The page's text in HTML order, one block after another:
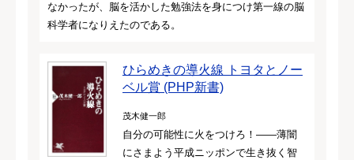
なかったが、脳を活かした勉強法を身につけ第一線の脳
科学者になりえたのである。
ひらめきの導火線 トヨタとノー
ベル賞 (PHP新書)
茂木健一郎
自分の可能性に火をつけろ！――薄闇
にさまよう平成ニッポンで生き抜く智